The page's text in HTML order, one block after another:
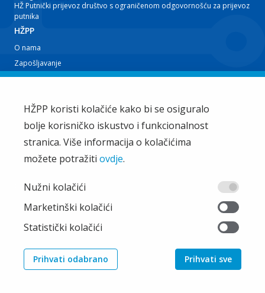
HŽ Putnički prijevoz društvo s ograničenom odgovornošću za prijevoz
putnika
HŽPP
O nama
Zapošljavanje
Planovi i izvještaji
Iz tvrtke
EU projekti
Train'n'Green
Vijesti
Ostalo
Oglašavanje
Pristup informacijama
Pravila privatnosti
HŽPP koristi kolačiće kako bi se osiguralo
bolje korisničko iskustvo i funkcionalnost
stranica. Više informacija o kolačićima
možete potražiti ovdje.
Nužni kolačići
Marketinški kolačići
Statistički kolačići
Prihvati odabrano Prihvati sve